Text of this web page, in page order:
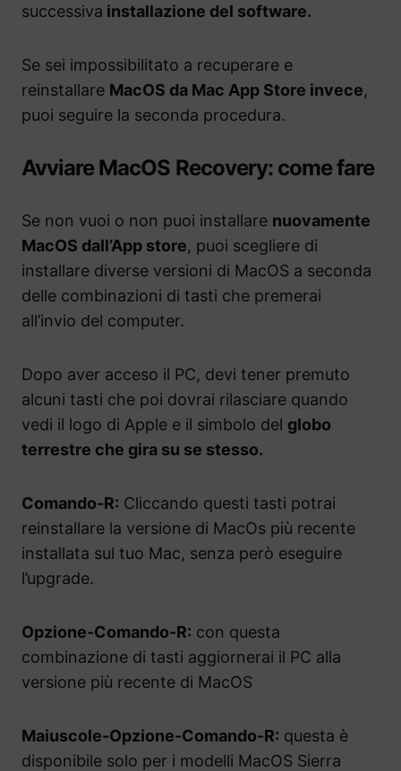
successiva installazione del software.
Se sei impossibilitato a recuperare e
reinstallare MacOS da Mac App Store invece,
puoi seguire la seconda procedura.
Avviare MacOS Recovery: come fare
Se non vuoi o non puoi installare nuovamente
MacOS dall’App store, puoi scegliere di
installare diverse versioni di MacOS a seconda
delle combinazioni di tasti che premerai
all’invio del computer.
Dopo aver acceso il PC, devi tener premuto
alcuni tasti che poi dovrai rilasciare quando
vedi il logo di Apple e il simbolo del globo
terrestre che gira su se stesso.
Comando-R: Cliccando questi tasti potrai
reinstallare la versione di MacOs più recente
installata sul tuo Mac, senza però eseguire
l’upgrade.
Opzione-Comando-R: con questa
combinazione di tasti aggiornerai il PC alla
versione più recente di MacOS
Maiuscole-Opzione-Comando-R: questa è
disponibile solo per i modelli MacOS Sierra